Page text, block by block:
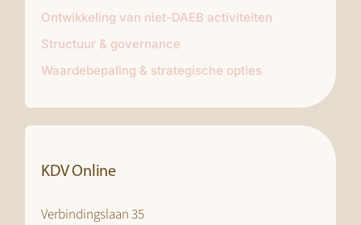
Ontwikkeling van niet-DAEB activiteiten
Structuur & governance
Waardebepaling & strategische opties
KDV Online
Verbindingslaan 35